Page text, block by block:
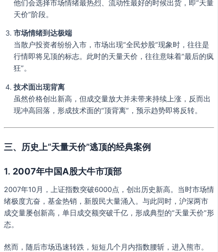
他们会选择市场情绪最热烈、流动性最好的时候出货，即“天量
天价”阶段。
市场情绪到达极端
当散户投资者纷纷入市，市场出现“全民炒股”现象时，往往是
行情即将见顶的标志。此时的天量天价，往往意味着“最后的疯
狂”。
技术面出现背离
虽然价格创出新高，但成交量放大并未带来持续上涨，反而出
现冲高回落，形成技术面的“顶背离”，预示趋势即将反转。
三、历史上“天量天价”逃顶的经典案例
1. 2007年中国A股大牛市顶部
2007年10月，上证指数突破6000点，创出历史新高。当时市场情
绪极度亢奋，基金热销，新股民大量涌入。与此同时，沪深两市
成交量屡创新高，单日成交额突破千亿，形成典型的“天量天价”形
态。
然而，随后市场迅速转跌，短短几个月内指数腰斩，进入熊市。